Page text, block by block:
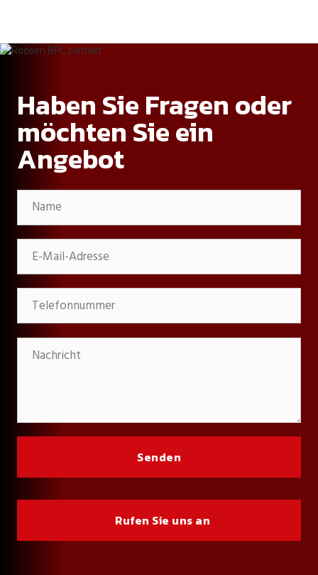
Haben Sie Fragen oder
möchten Sie ein
Angebot
Rufen Sie uns an